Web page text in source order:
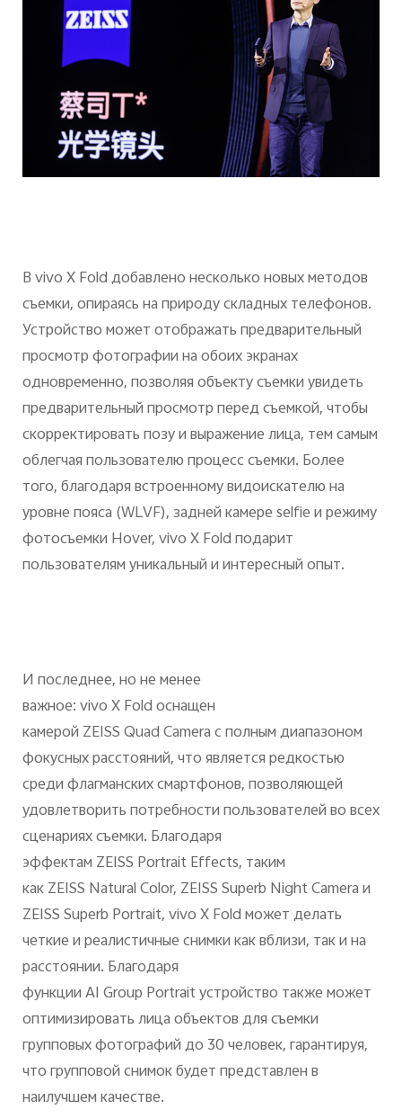
ВvivoXFoldдобавлено несколько новых методов
съемки, опираясь на природу складных телефонов.
Устройство может отображать предварительный
просмотр фотографии на обоих экранах
одновременно, позволяя объекту съемки увидеть
предварительный просмотр перед съемкой, чтобы
скорректировать позу и выражение лица, тем самым
облегчая пользователю процесс съемки. Более
того, благодаря встроенному видоискателю на
уровне пояса (WLVF), задней камереselfieи режиму
фотосъемки Hover,vivoXFoldподарит
пользователям уникальный и интересный опыт.
И последнее, но не менее
важное:vivoXFoldоснащен
камерой ZEISSQuadCameraс полным диапазоном
фокусных расстояний, что является редкостью
среди флагманских смартфонов, позволяющей
удовлетворить потребности пользователей во всех
сценариях съемки. Благодаря
эффектам ZEISS PortraitEffects, таким
какZEISS NaturalColor, ZEISSSuperb NightCameraи
ZEISSSuperb Portrait,vivoXFoldможет делать
четкие и реалистичные снимки как вблизи, так и на
расстоянии. Благодаря
функцииAI Group Portraitустройство также может
оптимизировать лица объектов для съемки
групповых фотографий до 30 человек, гарантируя,
что групповой снимок будет представлен в
наилучшем качестве.